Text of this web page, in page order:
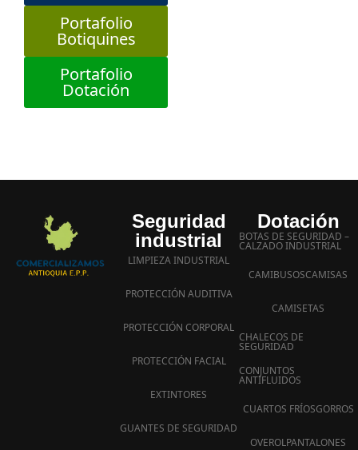
Portafolio
Botiquines
Portafolio
Dotación
Seguridad
industrial
LIMPIEZA INDUSTRIAL
PROTECCIÓN AUDITIVA
PROTECCIÓN CORPORAL
PROTECCIÓN FACIAL
EXTINTORES
GUANTES DE SEGURIDAD
Dotación
BOTAS DE SEGURIDAD –
CALZADO INDUSTRIAL
CAMIBUSOSCAMISAS
CAMISETAS
CHALECOS DE
SEGURIDAD
CONJUNTOS
ANTIFLUIDOS
CUARTOS FRÍOSGORROS
OVEROLPANTALONES